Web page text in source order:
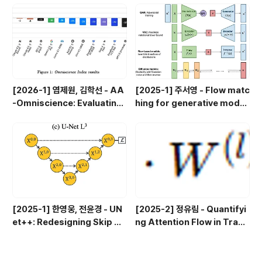
[2026-1] 염제원, 김학선 - AA
-Omniscience: Evaluating
Reliability in Large Langua
ge Models
[2025-1] 주서영 - Flow matc
hing for generative modeli
[2025-1] 한영웅, 전윤경 - UN
et++: Redesigning Skip Co
[2025-2] 정유림 - Quantifyi
ng Attention Flow in Trans